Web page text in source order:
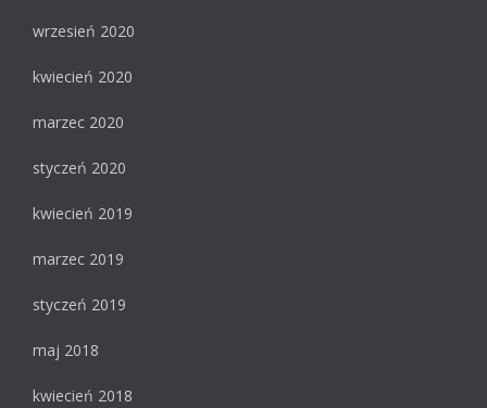
wrzesień 2020
kwiecień 2020
marzec 2020
styczeń 2020
kwiecień 2019
marzec 2019
styczeń 2019
maj 2018
kwiecień 2018